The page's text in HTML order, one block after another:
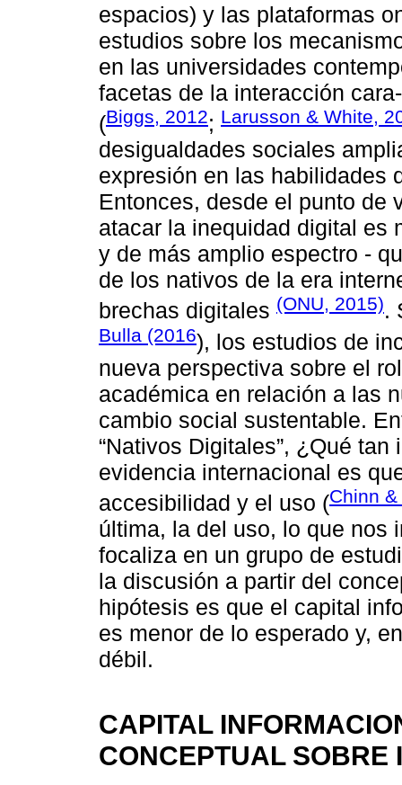
espacios) y las plataformas
estudios sobre los
en las universidades
facetas de la interacción
(Biggs, 2012; Larusson & White,
desigualdades sociales
expresión en las habilidades
Entonces, desde el punto de
atacar la inequidad digital es
y de más amplio espectro -
de los nativos de la era
brechas digitales (ONU, 2015).
Bulla (2016), los estudios de
nueva perspectiva sobre el
académica en relación a las
cambio social sustentable.
“Nativos Digitales”, ¿Qué
evidencia internacional es
accesibilidad y el uso (Chinn
última, la del uso, lo que nos
focaliza en un grupo de
la discusión a partir del
hipótesis es que el capital
es menor de lo esperado y,
débil.
CAPITAL
CONCEPTUAL SOBRE